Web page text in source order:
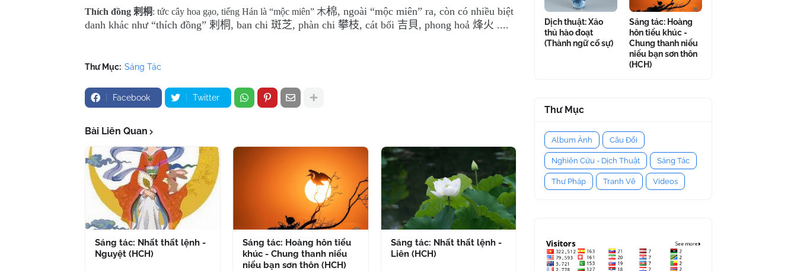
Thích đồng 剌桐: tức cây hoa gạo, tiếng Hán là “mộc miên” 木棉, ngoài “mộc miên” ra, còn có nhiều biệt
danh khác như “thích đồng” 剌桐 , ban chi 斑芝, phàn chi 攀枝, cát bối 吉貝, phong hoả 烽火 ....
Thư Mục: Sáng Tác
Facebook Twitter
Bài Liên Quan
Sáng tác: Nhất thất lệnh -
Nguyệt (HCH)
Sáng tác: Hoàng hôn tiểu
khúc - Chung thanh niểu
niểu bạn sơn thôn (HCH)
Sáng tác: Nhất thất lệnh -
Liên (HCH)
Dịch thuật: Xảo
thủ hào đoạt
(Thành ngữ cố sự)
Sáng tác: Hoàng
hôn tiểu khúc -
Chung thanh niểu
niểu bạn sơn thôn
(HCH)
Thư Mục
Album Ảnh Câu Đối
Nghiên Cứu - Dịch Thuật Sáng Tác
Thư Pháp Tranh Vẽ Videos